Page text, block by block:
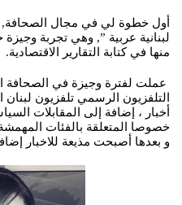
أول خطوة لي في مجال الصحافة,
لبنانية عربية ”, وهي تجربة
منها في كتابة التقارير الاقتصادية.
عملت لفترة وجيزة في الصحافة
التلفزيون الرسمي تلفزيون
أخبار ، إضافة إلى المقابلات
خصوصا المتعلقة بالفئات
و بعدها أصبحت مذيعة للاخبار